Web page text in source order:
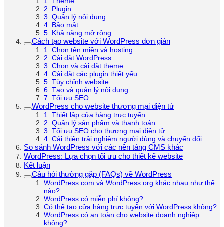
2. Plugin
3. Quản lý nội dung
4. Bảo mật
5. Khả năng mở rộng
Cách tạo website với WordPress đơn giản
1. Chọn tên miền và hosting
2. Cài đặt WordPress
3. Chọn và cài đặt theme
4. Cài đặt các plugin thiết yếu
5. Tùy chỉnh website
6. Tạo và quản lý nội dung
7. Tối ưu SEO
WordPress cho website thương mại điện tử
1. Thiết lập cửa hàng trực tuyến
2. Quản lý sản phẩm và thanh toán
3. Tối ưu SEO cho thương mại điện tử
4. Cải thiện trải nghiệm người dùng và chuyển đổi
So sánh WordPress với các nền tảng CMS khác
WordPress: Lựa chọn tối ưu cho thiết kế website
Kết luận
Câu hỏi thường gặp (FAQs) về WordPress
WordPress.com và WordPress.org khác nhau như thế
nào?
WordPress có miễn phí không?
Có thể tạo cửa hàng trực tuyến với WordPress không?
WordPress có an toàn cho website doanh nghiệp
không?